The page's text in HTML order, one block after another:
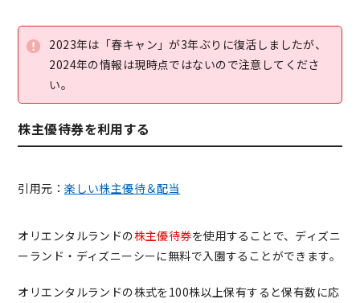
2023年は「春キャン」が3年ぶりに復活しましたが、
2024年の情報は現時点ではないので注意してくださ
い。
株主優待券を利用する
引用元：楽しい株主優待＆配当
オリエンタルランドの株主優待券を使用することで、ディズニ
ーランド・ディズニーシーに無料で入園することができます。
オリエンタルランドの株式を100株以上保有すると保有数に応